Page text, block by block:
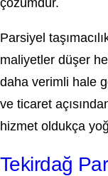
çözümdür.
Parsiyel
maliyetler düşer
daha verimli hale
ve ticaret
hizmet oldukça
Tekirdağ